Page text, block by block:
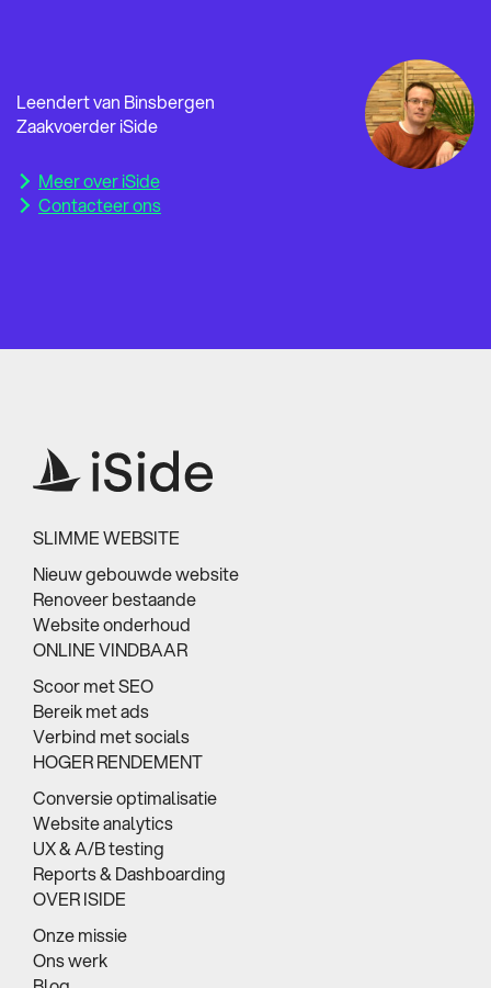
Meer over iSide
Contacteer ons
Leendert van Binsbergen
Zaakvoerder iSide
SLIMME WEBSITE
Nieuw gebouwde website
Renoveer bestaande
Website onderhoud
ONLINE VINDBAAR
Scoor met SEO
Bereik met ads
Verbind met socials
HOGER RENDEMENT
Conversie optimalisatie
Website analytics
UX & A/B testing
Reports & Dashboarding
OVER ISIDE
Onze missie
Ons werk